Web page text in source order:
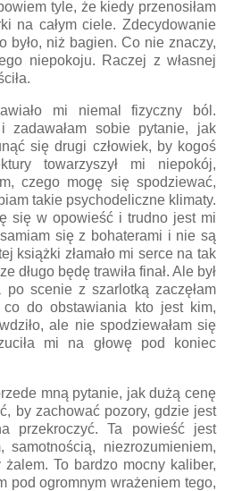
tyle, że kiedy przenosiłam
na całym ciele. Zdecydowanie
było, niż bagien. Co nie znaczy,
niepokoju. Raczej z własnej
mi niemal fizyczny ból.
zadawałam sobie pytanie, jak
się drugi człowiek, by kogoś
towarzyszył mi niepokój,
czego mogę się spodziewać,
takie psychodeliczne klimaty.
się w opowieść i trudno jest mi
się z bohaterami i nie są
książki złamało mi serce na tak
długo będę trawiła finał. Ale był
scenie z szarlotką zaczęłam
do obstawiania kto jest kim,
ale nie spodziewałam się
mi na głowę pod koniec
mną pytanie, jak dużą cenę
by zachować pozory, gdzie jest
przekroczyć. Ta powieść jest
samotnością, niezrozumieniem,
To bardzo mocny kaliber,
pod ogromnym wrażeniem tego,